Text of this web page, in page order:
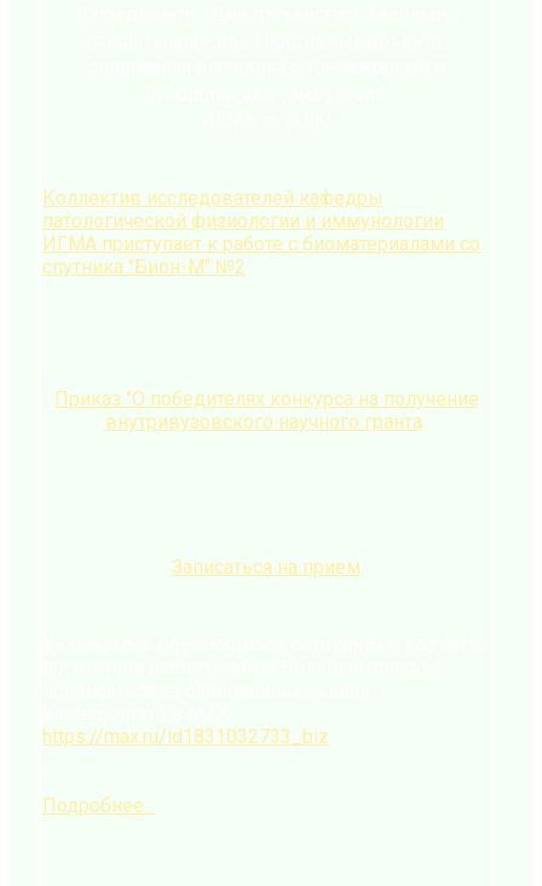
Коллектив исследователей кафедры
патологической физиологии и иммунологии
ИГМА приступает к работе с биоматериалами со
спутника "Бион-М" №2
Приказ "О победителях конкурса на получение
внутривузовского научного гранта
Записаться на прием
https://max.ru/id1831032733_biz
Подробнее...